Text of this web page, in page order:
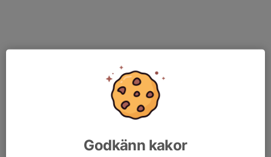
Godkänn kakor